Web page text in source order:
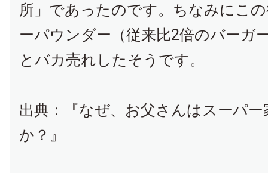
所」であったのです。ちなみにこ
ーパウンダー（従来比2倍のバーガ
とバカ売れしたそうです。
出典：『なぜ、お父さんはスーパ
か？』